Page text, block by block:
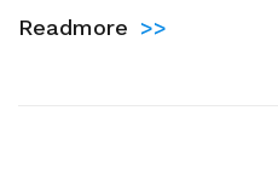
Administrador
Readmore >>